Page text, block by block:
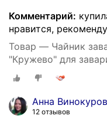
Комментарий:
нравится,
Товар — Чайник
"Кружево" для
Анна
12 отзывов